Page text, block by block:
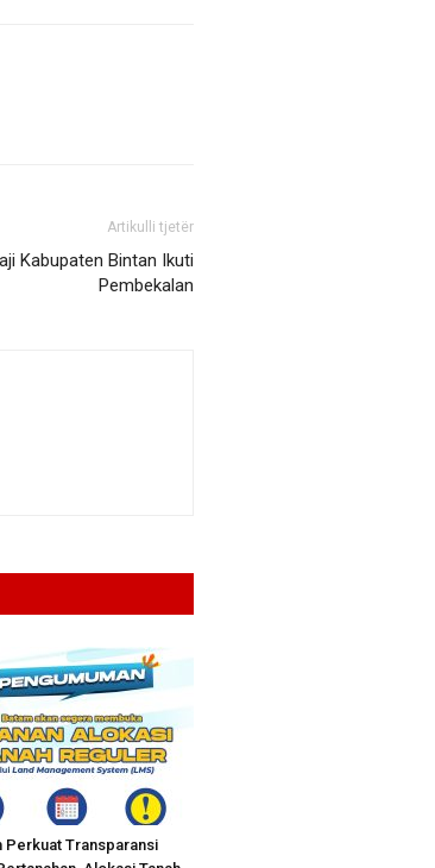
Artikulli tjetër
Kabupaten Bintan Ikuti
Pembekalan
Perkuat Transparansi